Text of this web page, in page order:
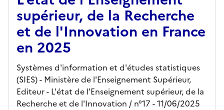
supérieur, de la Recherche
et de l'Innovation en France
en 2025
Systèmes d'information et d'études statistiques
(SIES) - Ministère de l'Enseignement Supérieur,
Editeur- L'état de l'Enseignement supérieur, de la
Recherche et de l'Innovation / n°17 - 11/06/2025